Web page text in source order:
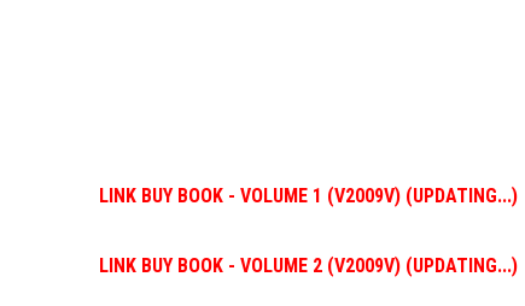
LINK BUY BOOK - VOLUME 1 (V2009V) (UPDATING...)
LINK BUY BOOK - VOLUME 2 (V2009V) (UPDATING...)